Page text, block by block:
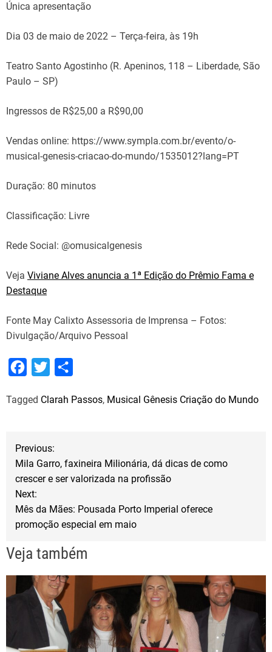
Única apresentação
Dia 03 de maio de 2022 – Terça-feira, às 19h
Teatro Santo Agostinho (R. Apeninos, 118 – Liberdade, São
Paulo – SP)
Ingressos de R$25,00 a R$90,00
Vendas online: https://www.sympla.com.br/evento/o-
musical-genesis-criacao-do-mundo/1535012?lang=PT
Duração: 80 minutos
Classificação: Livre
Rede Social: @omusicalgenesis
Veja Viviane Alves anuncia a 1ª Edição do Prêmio Fama e
Destaque
Fonte May Calixto Assessoria de Imprensa – Fotos:
Divulgação/Arquivo Pessoal
c
o
o
k
i
r
a
Tagged Clarah Passos, Musical Gênesis Criação do Mundo
N
g
a
Previous:
Mila Garro, faxineira Milionária, dá dicas de como
crescer e ser valorizada na profissão
Next:
Mês da Mães: Pousada Porto Imperial oferece
promoção especial em maio
Veja também